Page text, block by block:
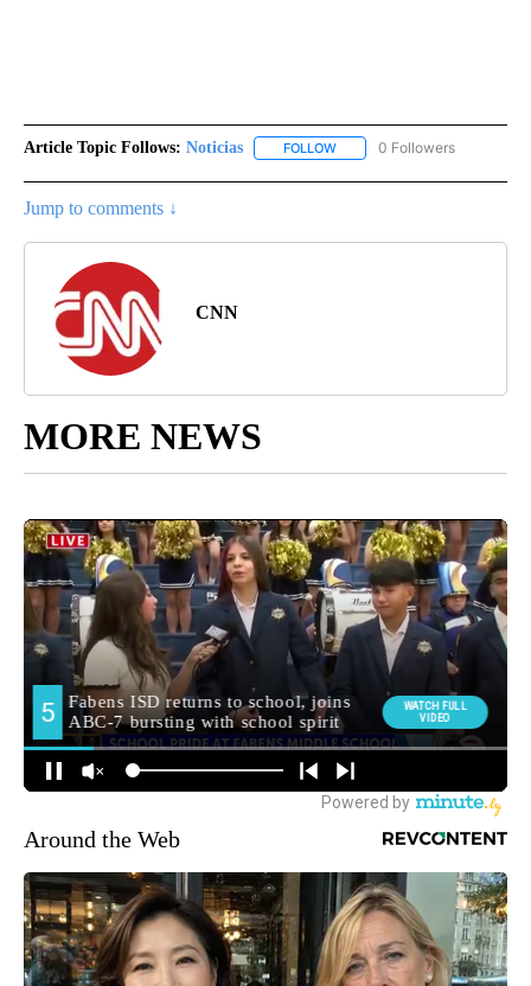
Article Topic Follows: Noticias FOLLOW FOLLOW "NOTICIAS" TO
0 Followers
Jump to comments ↓
CNN
MORE NEWS
Around the Web